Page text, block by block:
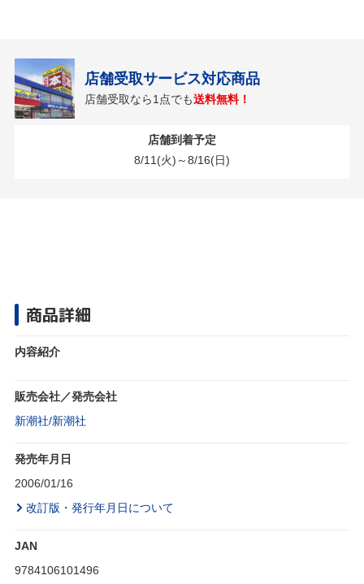
店舗受取サービス対応商品
店舗受取なら1点でも送料無料！
店舗到着予定
8/11(火)～8/16(日)
商品詳細
内容紹介
販売会社／発売会社
新潮社/新潮社
発売年月日
2006/01/16
改訂版・発行年月日について
JAN
9784106101496